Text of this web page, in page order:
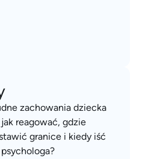
zachowania dziecka
reagować, gdzie
granice i kiedy iść